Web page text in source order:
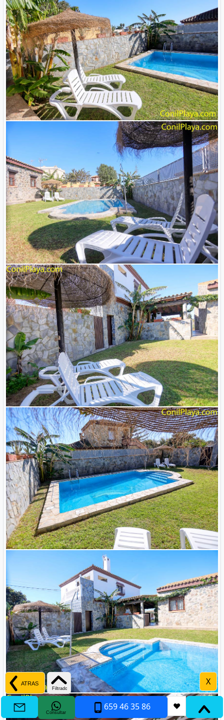
X
Consultar
659 46 35 86 ❤